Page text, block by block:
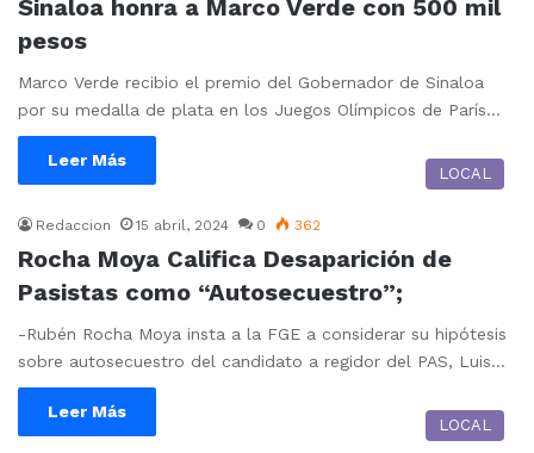
Sinaloa honra a Marco Verde con 500 mil
pesos
Marco Verde recibio el premio del Gobernador de Sinaloa
por su medalla de plata en los Juegos Olímpicos de París…
Leer Más
LOCAL
Redaccion 15 abril, 2024 0 362
Rocha Moya Califica Desaparición de
Pasistas como “Autosecuestro”;
-Rubén Rocha Moya insta a la FGE a considerar su hipótesis
sobre autosecuestro del candidato a regidor del PAS, Luis…
Leer Más
LOCAL